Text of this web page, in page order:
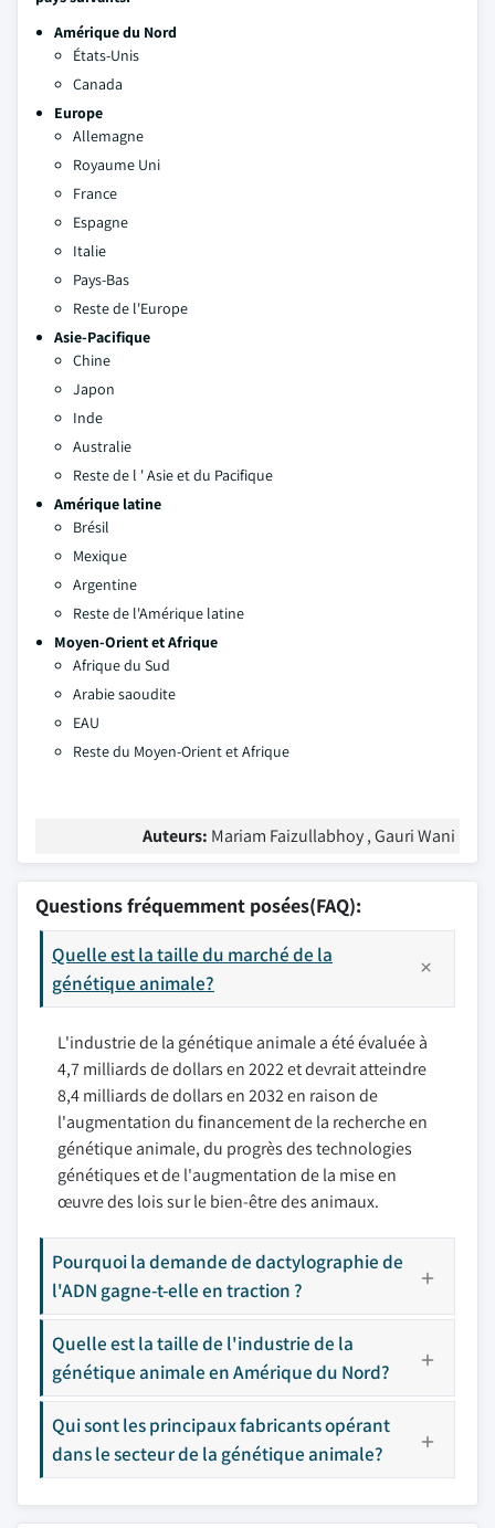
Amérique du Nord
États-Unis
Canada
Europe
Allemagne
Royaume Uni
France
Espagne
Italie
Pays-Bas
Reste de l'Europe
Asie-Pacifique
Chine
Japon
Inde
Australie
Reste de l ' Asie et du Pacifique
Amérique latine
Brésil
Mexique
Argentine
Reste de l'Amérique latine
Moyen-Orient et Afrique
Afrique du Sud
Arabie saoudite
EAU
Reste du Moyen-Orient et Afrique
Auteurs: Mariam Faizullabhoy , Gauri Wani
Questions fréquemment posées(FAQ):
Quelle est la taille du marché de la
génétique animale?
L'industrie de la génétique animale a été évaluée à
4,7 milliards de dollars en 2022 et devrait atteindre
8,4 milliards de dollars en 2032 en raison de
l'augmentation du financement de la recherche en
génétique animale, du progrès des technologies
génétiques et de l'augmentation de la mise en
œuvre des lois sur le bien-être des animaux.
Pourquoi la demande de dactylographie de
l'ADN gagne-t-elle en traction ?
Quelle est la taille de l'industrie de la
génétique animale en Amérique du Nord?
Qui sont les principaux fabricants opérant
dans le secteur de la génétique animale?